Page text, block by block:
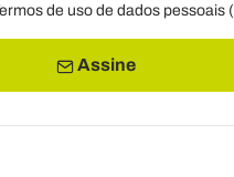
de uso de dados pessoais (
Assine